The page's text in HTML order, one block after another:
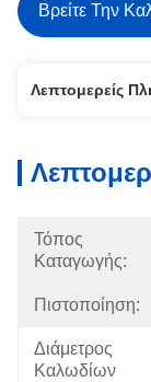
Βρείτε Την
Λεπτομερείς
Τόπος
Καταγωγής:
Πιστοποίηση:
Διάμετρος
Καλωδίων